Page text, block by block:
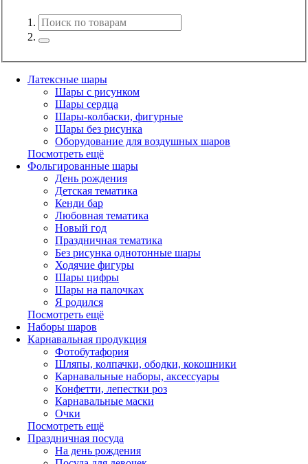
Латексные шары
Шары с рисунком
Шары сердца
Шары-колбаски, фигурные
Шары без рисунка
Оборудование для воздушных шаров
Посмотреть ещё
Фольгированные шары
День рождения
Детская тематика
Кенди бар
Любовная тематика
Новый год
Праздничная тематика
Без рисунка однотонные шары
Ходячие фигуры
Шары цифры
Шары на палочках
Я родился
Посмотреть ещё
Наборы шаров
Карнавальная продукция
Фотобутафория
Шляпы, колпачки, ободки, кокошники
Карнавальные наборы, аксессуары
Конфетти, лепестки роз
Карнавальные маски
Очки
Посмотреть ещё
Праздничная посуда
На день рождения